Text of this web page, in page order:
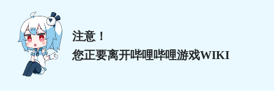
注意！
您正要离开哔哩哔哩游戏WIKI